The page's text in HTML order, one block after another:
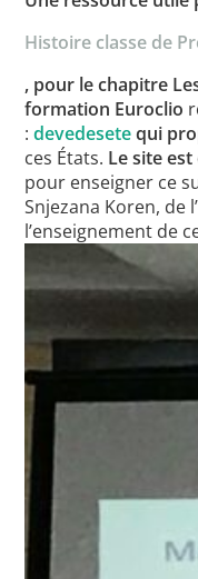
Histoire classe de
, pour le chapitre
formation Euroclio
:devedesetequi
ces États. Le site est
pour enseigner ce
Snjezana Koren, de
l’enseignement de